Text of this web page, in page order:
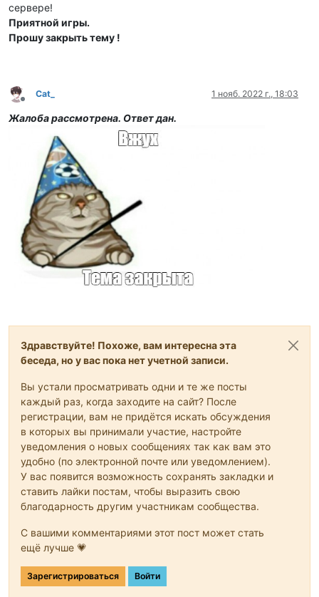
сервере!
Приятной игры.
Прошу закрыть тему !
Не в сети
Cat_ 1 нояб. 2022 г., 18:03
Жалоба рассмотрена. Ответ дан.
Здравствуйте! Похоже, вам интересна эта
беседа, но у вас пока нет учетной записи.
Вы устали просматривать одни и те же посты
каждый раз, когда заходите на сайт? После
регистрации, вам не придётся искать обсуждения
в которых вы принимали участие, настройте
уведомления о новых сообщениях так как вам это
удобно (по электронной почте или уведомлением).
У вас появится возможность сохранять закладки и
ставить лайки постам, чтобы выразить свою
благодарность другим участникам сообщества.
С вашими комментариями этот пост может стать
ещё лучше 💗
Зарегистрироваться Войти